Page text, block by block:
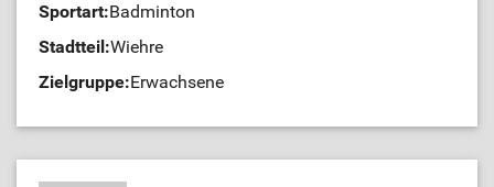
Sportart:Badminton
Stadtteil:Wiehre
Zielgruppe:Erwachsene